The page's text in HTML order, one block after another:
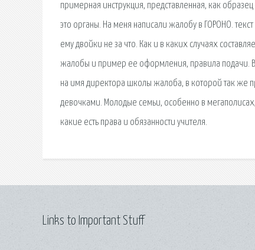
примерная инструкция, представленная, как
это органы. На меня написали жалобу в ГОРОНО.
ему двойки не за что. Как и в каких случаях
жалобы и пример ее оформления, правила подачи.
на имя директора школы жалоба, в которой так же
девочками. Молодые семьи, особенно в
какие есть права и обязанности учителя.
Links to Important Stuff